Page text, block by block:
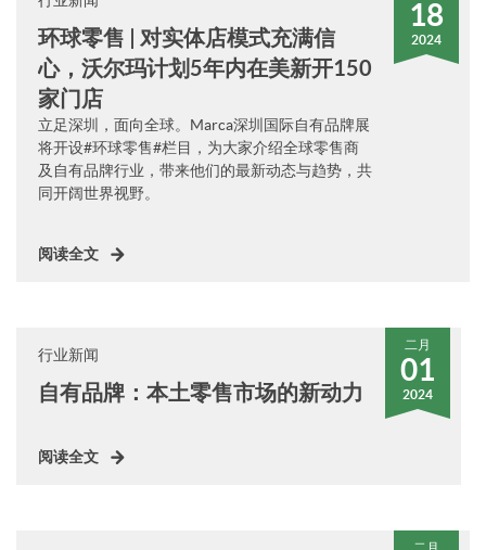
18
2024
环球零售 | 对实体店模式充满信
心，沃尔玛计划5年内在美新开150
家门店
立足深圳，面向全球。Marca深圳国际自有品牌展
将开设#环球零售#栏目，为大家介绍全球零售商
及自有品牌行业，带来他们的最新动态与趋势，共
同开阔世界视野。
阅读全文
二月
01
2024
行业新闻
自有品牌：本土零售市场的新动力
阅读全文